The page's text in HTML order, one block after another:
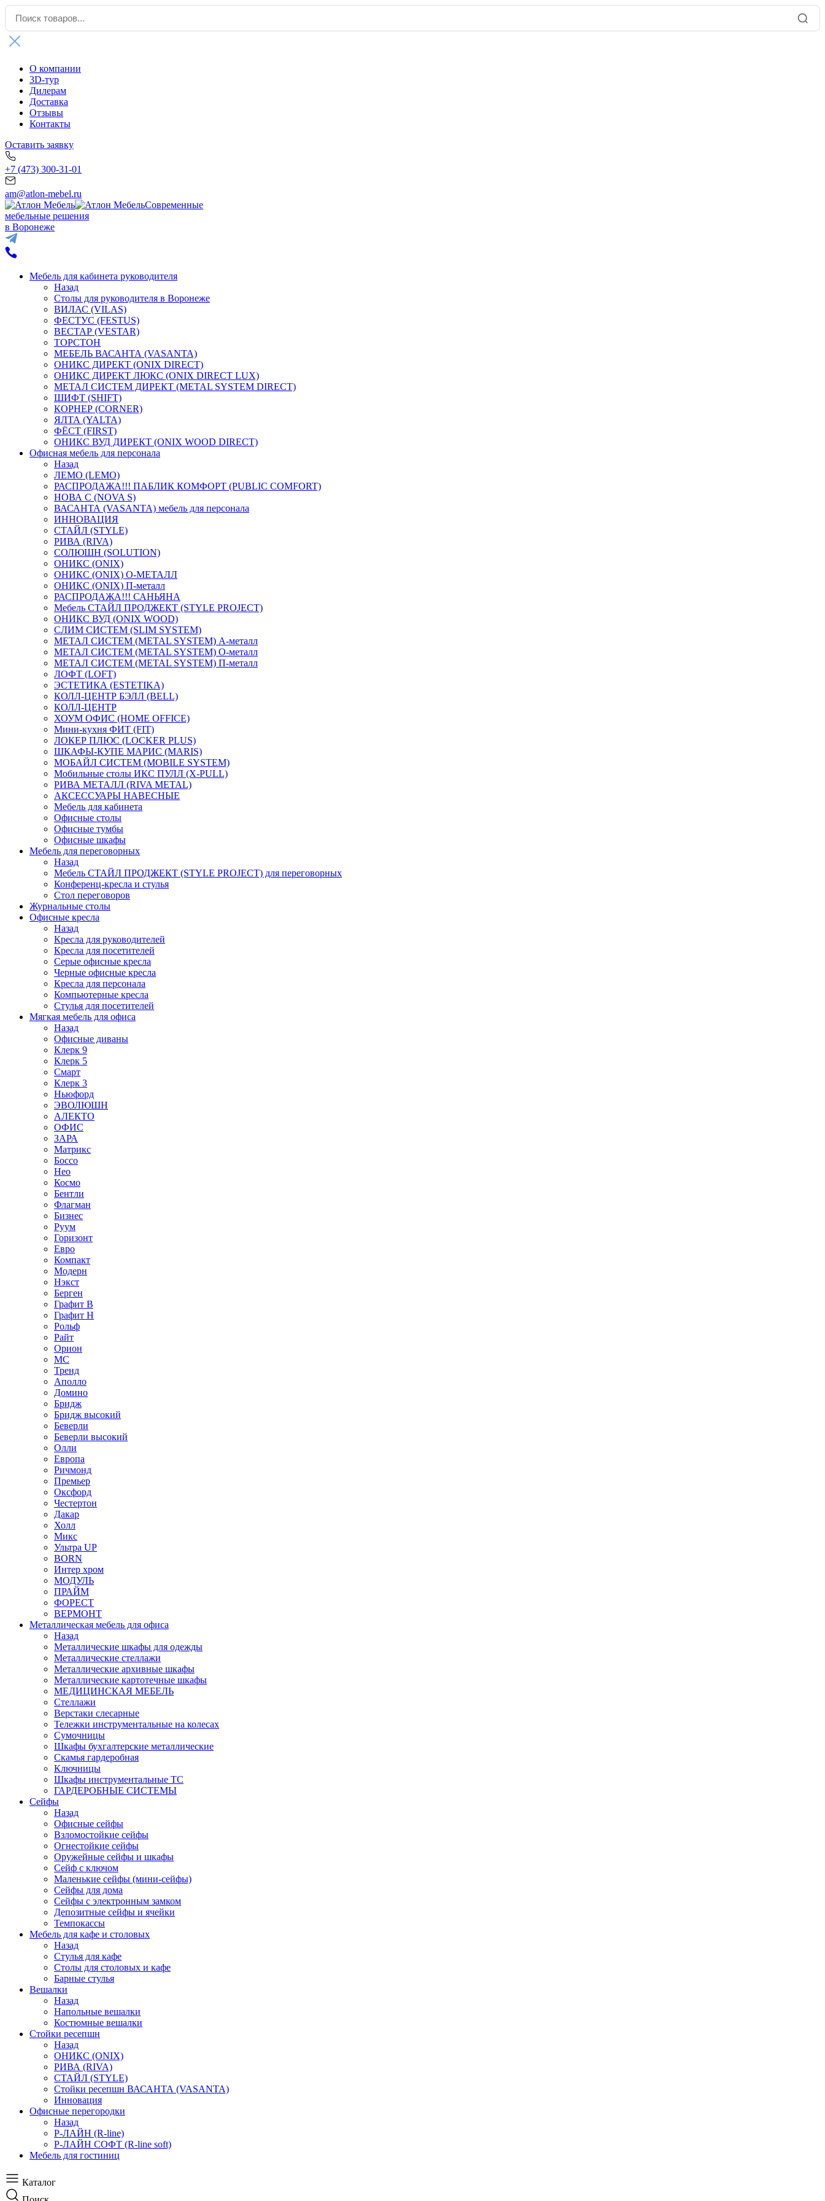
О компании
3D-тур
Дилерам
Доставка
Отзывы
Контакты
Оставить заявку
+7 (473) 300-31-01
am@atlon-mebel.ru
Современные
мебельные решения
в Воронеже
Мебель для кабинета руководителя
Назад
Столы для руководителя в Воронеже
ВИЛАС (VILAS)
ФЕСТУС (FESTUS)
ВЕСТАР (VESTAR)
ТОРСТОН
МЕБЕЛЬ ВАСАНТА (VASANTA)
ОНИКС ДИРЕКТ (ONIX DIRECT)
ОНИКС ДИРЕКТ ЛЮКС (ONIX DIRECT LUX)
МЕТАЛ СИСТЕМ ДИРЕКТ (METAL SYSTEM DIRECT)
ШИФТ (SHIFT)
КОРНЕР (CORNER)
ЯЛТА (YALTA)
ФЁСТ (FIRST)
ОНИКС ВУД ДИРЕКТ (ONIX WOOD DIRECT)
Офисная мебель для персонала
Назад
ЛЕМО (LEMO)
РАСПРОДАЖА!!! ПАБЛИК КОМФОРТ (PUBLIC COMFORT)
НОВА С (NOVA S)
ВАСАНТА (VASANTA) мебель для персонала
ИННОВАЦИЯ
СТАЙЛ (STYLE)
РИВА (RIVA)
СОЛЮШН (SOLUTION)
ОНИКС (ONIX)
ОНИКС (ONIX) O-МЕТАЛЛ
ОНИКС (ONIX) П-металл
РАСПРОДАЖА!!! САНЬЯНА
Мебель СТАЙЛ ПРОДЖЕКТ (STYLE PROJECT)
ОНИКС ВУД (ONIX WOOD)
СЛИМ СИСТЕМ (SLIM SYSTEM)
МЕТАЛ СИСТЕМ (METAL SYSTEM) А-металл
МЕТАЛ СИСТЕМ (METAL SYSTEM) О-металл
МЕТАЛ СИСТЕМ (METAL SYSTEM) П-металл
ЛОФТ (LOFT)
ЭСТЕТИКА (ESTETIKA)
КОЛЛ-ЦЕНТР БЭЛЛ (BELL)
КОЛЛ-ЦЕНТР
ХОУМ ОФИС (HOME OFFICE)
Мини-кухня ФИТ (FIT)
ЛОКЕР ПЛЮС (LOCKER PLUS)
ШКАФЫ-КУПЕ МАРИС (MARIS)
МОБАЙЛ СИСТЕМ (MOBILE SYSTEM)
Мобильные столы ИКС ПУЛЛ (X-PULL)
РИВА МЕТАЛЛ (RIVA METAL)
АКСЕССУАРЫ НАВЕСНЫЕ
Мебель для кабинета
Офисные столы
Офисные тумбы
Офисные шкафы
Мебель для переговорных
Назад
Мебель СТАЙЛ ПРОДЖЕКТ (STYLE PROJECT) для переговорных
Конференц-кресла и стулья
Стол переговоров
Журнальные столы
Офисные кресла
Назад
Кресла для руководителей
Кресла для посетителей
Серые офисные кресла
Черные офисные кресла
Кресла для персонала
Компьютерные кресла
Стулья для посетителей
Мягкая мебель для офиса
Назад
Офисные диваны
Клерк 9
Клерк 5
Смарт
Клерк 3
Ньюфорд
ЭВОЛЮШН
АЛЕКТО
ОФИС
ЗАРА
Матрикс
Боссо
Нео
Космо
Бентли
Флагман
Бизнес
Руум
Горизонт
Евро
Компакт
Модерн
Нэкст
Берген
Графит В
Графит Н
Рольф
Райт
Орион
МС
Тренд
Аполло
Домино
Бридж
Бридж высокий
Беверли
Беверли высокий
Олли
Европа
Ричмонд
Премьер
Оксфорд
Честертон
Дакар
Холл
Микс
Ультра UP
BORN
Интер хром
МОДУЛЬ
ПРАЙМ
ФОРЕСТ
ВЕРМОНТ
Металлическая мебель для офиса
Назад
Металлические шкафы для одежды
Металлические стеллажи
Металлические архивные шкафы
Металлические картотечные шкафы
МЕДИЦИНСКАЯ МЕБЕЛЬ
Стеллажи
Верстаки слесарные
Тележки инструментальные на колесах
Сумочницы
Шкафы бухгалтерские металлические
Скамья гардеробная
Ключницы
Шкафы инструментальные ТС
ГАРДЕРОБНЫЕ СИСТЕМЫ
Сейфы
Назад
Офисные сейфы
Взломостойкие сейфы
Огнестойкие сейфы
Оружейные сейфы и шкафы
Сейф с ключом
Маленькие сейфы (мини-сейфы)
Сейфы для дома
Сейфы с электронным замком
Депозитные сейфы и ячейки
Темпокассы
Мебель для кафе и столовых
Назад
Стулья для кафе
Столы для столовых и кафе
Барные стулья
Вешалки
Назад
Напольные вешалки
Костюмные вешалки
Стойки ресепшн
Назад
ОНИКС (ONIX)
РИВА (RIVA)
СТАЙЛ (STYLE)
Стойки ресепшн ВАСАНТА (VASANTA)
Инновация
Офисные перегородки
Назад
Р-ЛАЙН (R-line)
Р-ЛАЙН СОФТ (R-line soft)
Мебель для гостиниц
Каталог